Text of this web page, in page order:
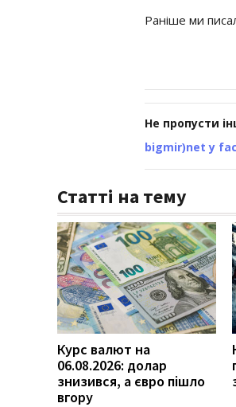
Раніше ми
Не пропусти
bigmir)net у
Статті на тему
Курс валют на
06.08.2026: долар
знизився, а євро пішло
вгору